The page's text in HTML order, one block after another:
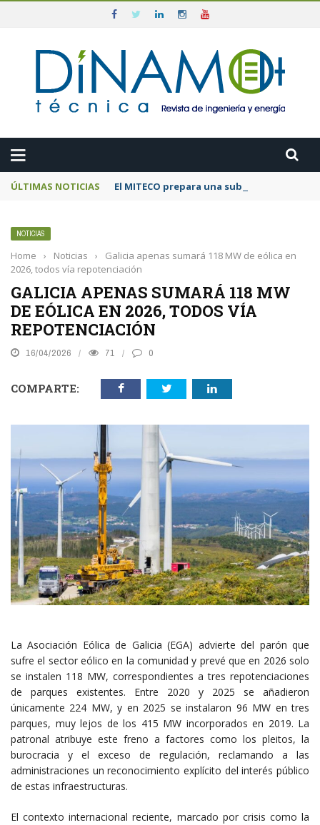
ÚLTIMAS NOTICIAS El MITECO prepara una subasta de 600
NOTICIAS
Home › Noticias ›
Galicia apenas sumará 118 MW de eólica en
2026, todos vía repotenciación
GALICIA APENAS SUMARÁ 118 MW
DE EÓLICA EN 2026, TODOS VÍA
REPOTENCIACIÓN
16/04/2026 71 0
COMPARTE:
La Asociación Eólica de Galicia (EGA) advierte del parón que
sufre el sector eólico en la comunidad y prevé que en 2026 solo
se instalen 118 MW, correspondientes a tres repotenciaciones
de parques existentes. Entre 2020 y 2025 se añadieron
únicamente 224 MW, y en 2025 se instalaron 96 MW en tres
parques, muy lejos de los 415 MW incorporados en 2019. La
patronal atribuye este freno a factores como los pleitos, la
burocracia y el exceso de regulación, reclamando a las
administraciones un reconocimiento explícito del interés público
de estas infraestructuras.
El contexto internacional reciente, marcado por crisis como la